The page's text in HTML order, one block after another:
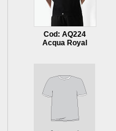
Cod: AQ224
Acqua Royal